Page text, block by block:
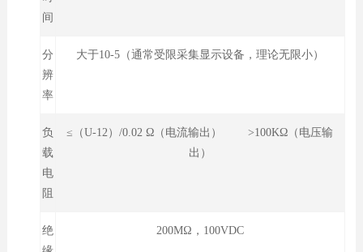
间
分
辨
率
大于10-5（通常受限采集显示设备，理论无限小）
负
载
电
阻
≤（U-12）/0.02 Ω（电流输出） >100KΩ（电压输
出）
绝
200MΩ，100VDC